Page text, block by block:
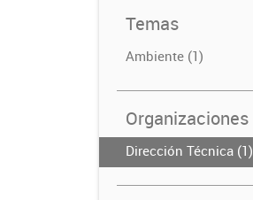
Temas
Ambiente (1)
Organizaciones
Dirección Técnica (1)